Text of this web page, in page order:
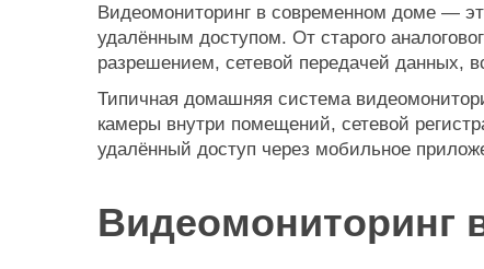
Видеомониторинг в современном доме —
удалённым доступом. От старого
разрешением, сетевой передачей данных,
Типичная домашняя система
камеры внутри помещений, сетевой
удалённый доступ через мобильное
Видеомониторинг